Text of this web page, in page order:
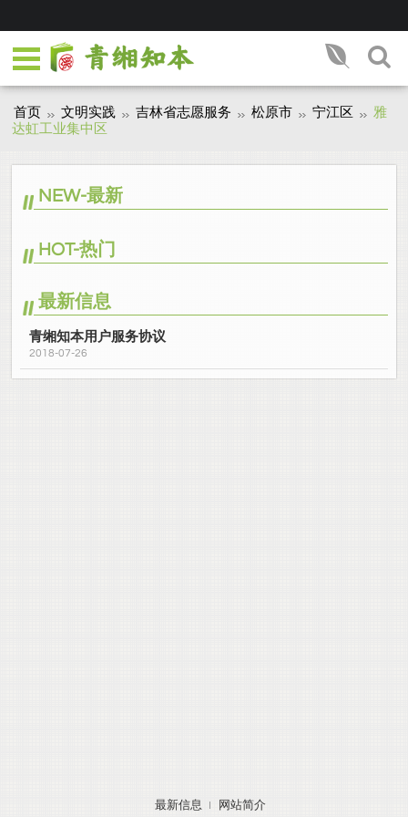
首页 文明实践 吉林省志愿服务 松原市 宁江区
雅
达虹工业集中区
NEW-最新
HOT-热门
最新信息
青缃知本用户服务协议
2018-07-26
最新信息 网站简介